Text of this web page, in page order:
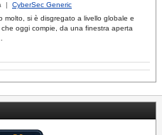
| CyberSec Generic
molto, si è disgregato a livello globale e
oggi compie, da una finestra aperta